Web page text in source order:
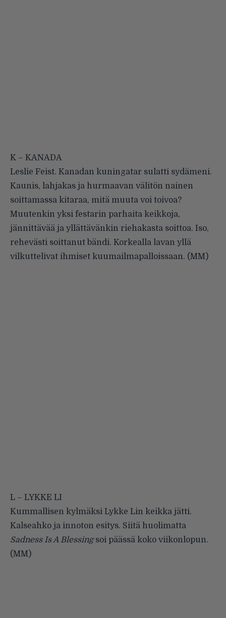
K – KANADA
Leslie Feist. Kanadan kuningatar sulatti sydämeni.
Kaunis, lahjakas ja hurmaavan välitön nainen
soittamassa kitaraa, mitä muuta voi toivoa?
Muutenkin yksi festarin parhaita keikkoja,
jännittävää ja yllättävänkin riehakasta soittoa. Iso,
rehevästi soittanut bändi. Korkealla lavan yllä
vilkuttelivat ihmiset kuumailmapalloissaan. (MM)
L – LYKKE LI
Kummallisen kylmäksi Lykke Lin keikka jätti.
Kalseahko ja innoton esitys. Siitä huolimatta
Sadness Is A Blessingsoi päässä koko viikonlopun.
(MM)